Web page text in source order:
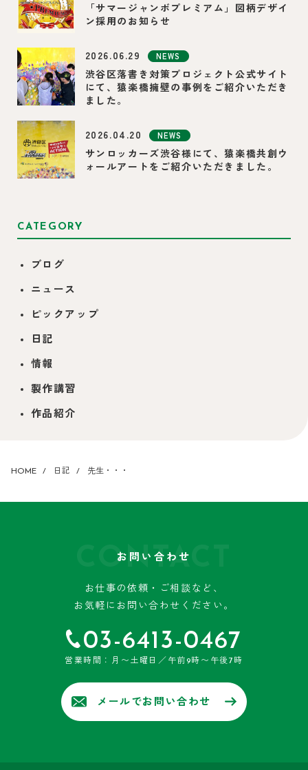
「サマージャンボプレミアム」図柄デザイ
ン採用のお知らせ
2026.06.29 NEWS
渋谷区落書き対策プロジェクト公式サイト
にて、猿楽橋擁壁の事例をご紹介いただき
ました。
2026.04.20 NEWS
サンロッカーズ渋谷様にて、猿楽橋共創ウ
ォールアートをご紹介いただきました。
CATEGORY
ブログ
ニュース
ピックアップ
日記
情報
製作講習
作品紹介
HOME 日記 先生・・・
CONTACT
お問い合わせ
お仕事の依頼・ご相談など、
お気軽にお問い合わせください。
03-6413-0467
営業時間：月〜土曜日／午前9時〜午後7時
メールでお問い合わせ